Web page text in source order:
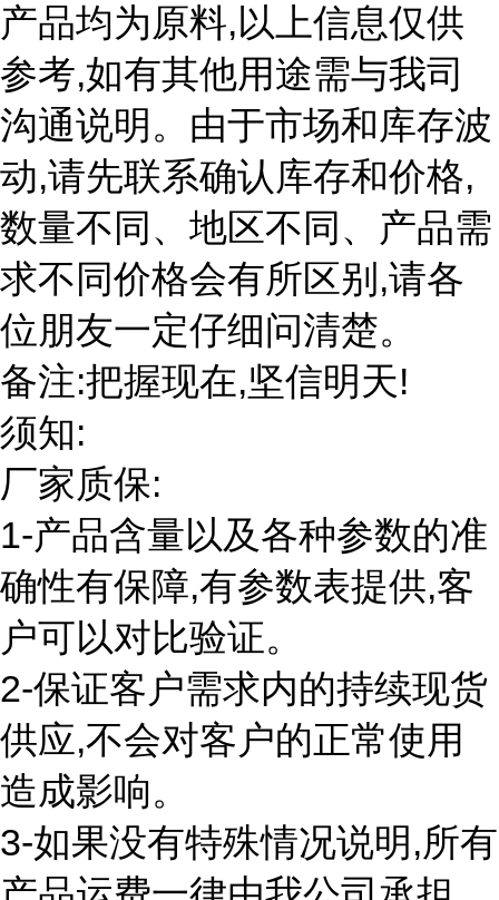
产品均为原料,以上信息仅供
参考,如有其他用途需与我司
沟通说明。由于市场和库存波
动,请先联系确认库存和价格,
数量不同、地区不同、产品需
求不同价格会有所区别,请各
位朋友一定仔细问清楚。
备注:把握现在,坚信明天!
须知:
厂家质保:
1-产品含量以及各种参数的准
确性有保障,有参数表提供,客
户可以对比验证。
2-保证客户需求内的持续现货
供应,不会对客户的正常使用
造成影响。
3-如果没有特殊情况说明,所有